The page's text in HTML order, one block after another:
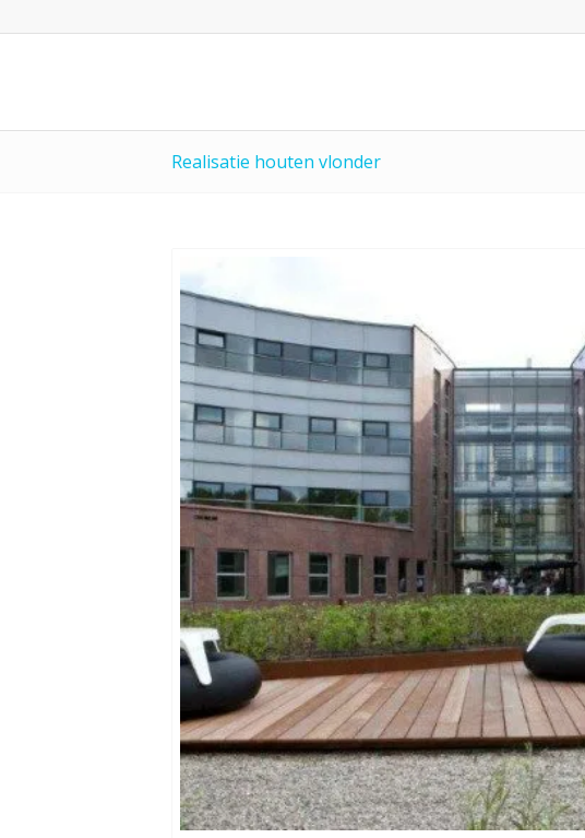
Realisatie houten vlonder